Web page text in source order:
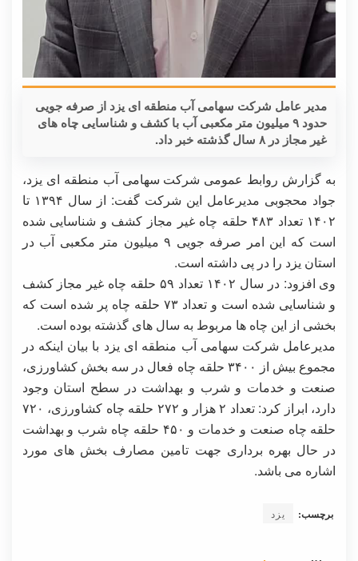
مدیر عامل شرکت سهامی آب منطقه ای یزد از صرفه جویی
حدود ۹ میلیون متر مکعبی آب با کشف و شناسایی چاه های
غیر مجاز در ۸ سال گذشته خبر داد.
به گزارش روابط عمومی شرکت سهامی آب منطقه ای یزد،
جواد محجوبی مدیرعامل این شرکت گفت: از سال ۱۳۹۴ تا
۱۴۰۲ تعداد ۴۸۳ حلقه چاه غیر مجاز کشف و شناسایی شده
است که این امر صرفه جویی ۹ میلیون متر مکعبی آب در
استان یزد را در پی داشته است.
وی افزود: در سال ۱۴۰۲ تعداد ۵۹ حلقه چاه غیر مجاز کشف
و شناسایی شده است و تعداد ۷۳ حلقه چاه پر شده است که
بخشی از این چاه ها مربوط به سال های گذشته بوده است.
مدیرعامل شرکت سهامی آب منطقه ای یزد با بیان اینکه در
مجموع بیش از ۳۴۰۰ حلقه چاه فعال در سه بخش کشاورزی،
صنعت و خدمات و شرب و بهداشت در سطح استان وجود
دارد، ابراز کرد: تعداد ۲ هزار و ۲۷۲ حلقه چاه کشاورزی، ۷۲۰
حلقه چاه صنعت و خدمات و ۴۵۰ حلقه چاه شرب و بهداشت
در حال بهره برداری جهت تامین مصارف بخش های مورد
اشاره می باشد.
برچسب: یزد